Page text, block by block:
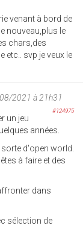
venant à bord de
nouveau,plus le
chars,des
etc.. svp je veux le
2021 à 21h31
#124975
un jeu
années.
d'open world.
à faire et des
dans
sélection de